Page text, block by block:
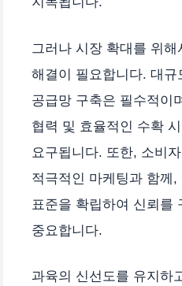
그러나 시장 확대를 위
해결이 필요합니다. 대규
공급망 구축은 필수적이
협력 및 효율적인 수확
요구됩니다. 또한, 소비
적극적인 마케팅과 함께,
표준을 확립하여 신뢰를
중요합니다.
과육의 신선도를 유지하